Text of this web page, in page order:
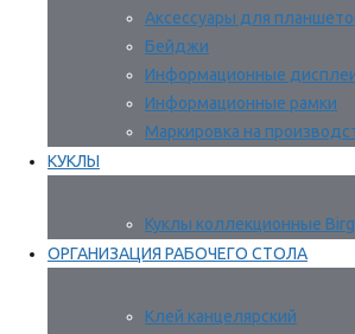
Аксессуары для
Бейджи
Информационные
Информационные рамки
Маркировка на
КУКЛЫ
Куклы коллекционные
ОРГАНИЗАЦИЯ РАБОЧЕГО СТОЛА
Клей канцелярский